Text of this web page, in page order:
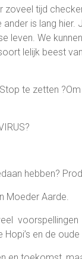
zoveel tijd
is lang
leven. We
lelijk beest
te zetten
hebben?
Moeder Aarde.
Hopi’s en de